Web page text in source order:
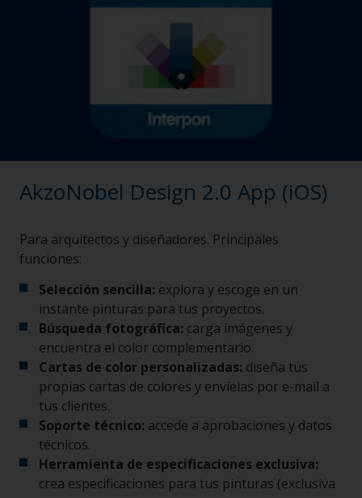
AkzoNobel Design 2.0 App (iOS)
Para arquitectos y diseñadores. Principales
funciones:
Selección sencilla: explora y escoge en un
instante pinturas para tus proyectos.
Búsqueda fotográfica: carga imágenes y
encuentra el color complementario.
Cartas de color personalizadas: diseña tus
propias cartas de colores y envíelas por e-mail a
tus clientes.
Soporte técnico: accede a aprobaciones y datos
técnicos.
Herramienta de especificaciones exclusiva:
crea especificaciones para tus pinturas (exclusiva